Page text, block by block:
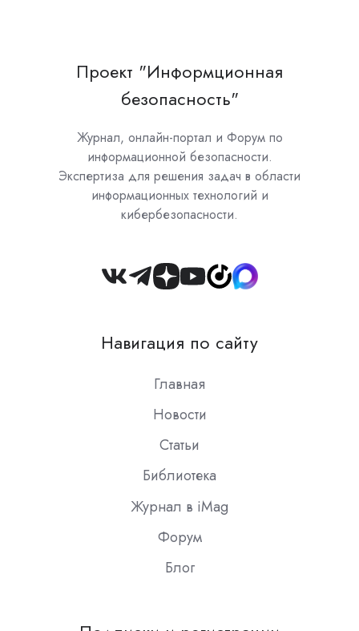
Проект "Информционная
безопасность"
Журнал, онлайн-портал и Форум по
информационной безопасности.
Экспертиза для решения задач в области
информационных технологий и
кибербезопасности.
Join
Slack
Навигация по сайту
Главная
Новости
Статьи
Библиотека
Журнал в iMag
Форум
Блог